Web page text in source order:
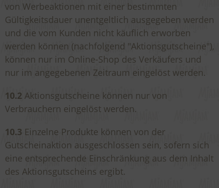
von Werbeaktionen mit einer bestimmten
Gültigkeitsdauer unentgeltlich ausgegeben werden
und die vom Kunden nicht käuflich erworben
werden können (nachfolgend "Aktionsgutscheine"),
können nur im Online-Shop des Verkäufers und
nur im angegebenen Zeitraum eingelöst werden.
10.2 Aktionsgutscheine können nur von
Verbrauchern eingelöst werden.
10.3 Einzelne Produkte können von der
Gutscheinaktion ausgeschlossen sein, sofern sich
eine entsprechende Einschränkung aus dem Inhalt
des Aktionsgutscheins ergibt.